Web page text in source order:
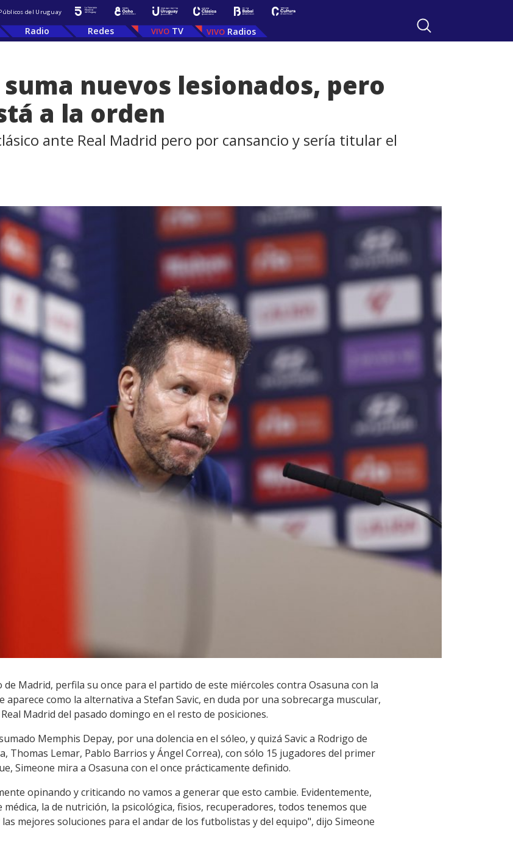
del Uruguay
Radio Redes TV Radios
nuevos lesionados, pero
a la orden
ante Real Madrid pero por cansancio y sería titular el
Madrid, perfila su once para el partido de este miércoles contra Osasuna con la
aparece como la alternativa a Stefan Savic, en duda por una sobrecarga muscular,
Madrid del pasado domingo en el resto de posiciones.
Memphis Depay, por una dolencia en el sóleo, y quizá Savic a Rodrigo de
Thomas Lemar, Pablo Barrios y Ángel Correa), con sólo 15 jugadores del primer
Simeone mira a Osasuna con el once prácticamente definido.
opinando y criticando no vamos a generar que esto cambie. Evidentemente,
la de nutrición, la psicológica, fisios, recuperadores, todos tenemos que
mejores soluciones para el andar de los futbolistas y del equipo", dijo Simeone